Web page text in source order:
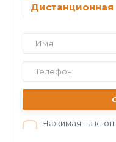
Дистанционная
Нажимая на кнопку «Отправить», я